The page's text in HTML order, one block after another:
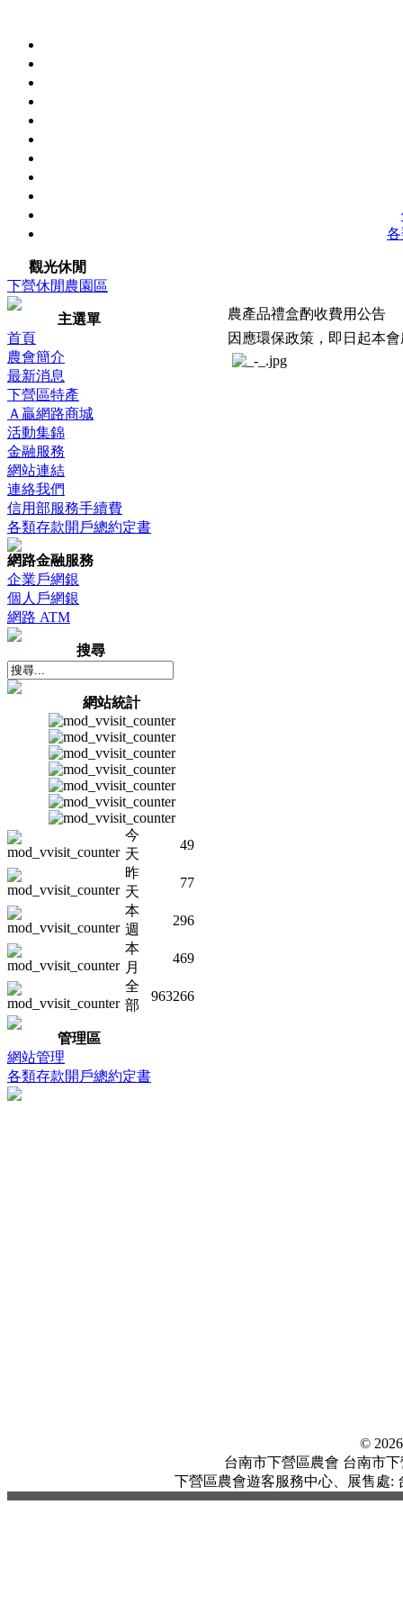
觀光休閒
下營休閒農園區
主選單
首頁
農會簡介
最新消息
下營區特產
Ａ贏網路商城
活動集錦
金融服務
網站連結
連絡我們
信用部服務手續費
各類存款開戶總約定書
網路金融服務
企業戶網銀
個人戶網銀
網路 ATM
搜尋
網站統計
今
天
49
昨
天
77
本
週
296
本
月
469
全
部
963266
管理區
網站管理
各類存款開戶總約定書
農產品禮盒酌收費用公告
因應環保政策，即日起本
©
台南市下營區農會 台南市下
下營區農會遊客服務中心、展售處: